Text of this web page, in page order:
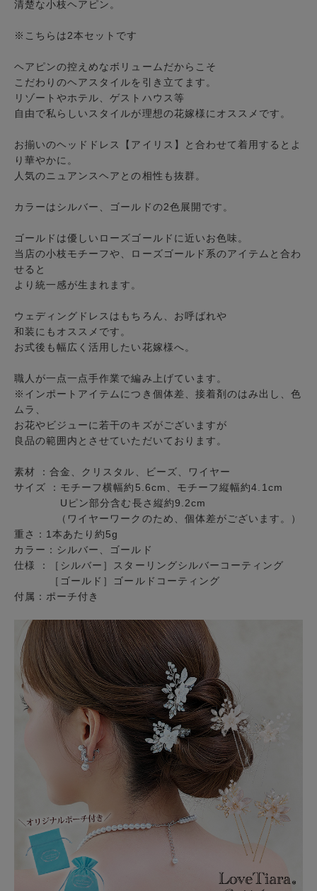
清楚な小枝ヘアピン。
※こちらは2本セットです
ヘアピンの控えめなボリュームだからこそ
こだわりのヘアスタイルを引き立てます。
リゾートやホテル、ゲストハウス等
自由で私らしいスタイルが理想の花嫁様にオススメです。
お揃いのヘッドドレス【アイリス】と合わせて着用するとよ
り華やかに。
人気のニュアンスヘアとの相性も抜群。
カラーはシルバー、ゴールドの2色展開です。
ゴールドは優しいローズゴールドに近いお色味。
当店の小枝モチーフや、ローズゴールド系のアイテムと合わ
せると
より統一感が生まれます。
ウェディングドレスはもちろん、お呼ばれや
和装にもオススメです。
お式後も幅広く活用したい花嫁様へ。
職人が一点一点手作業で編み上げています。
※インポートアイテムにつき個体差、接着剤のはみ出し、色
ムラ、
お花やビジューに若干のキズがございますが
良品の範囲内とさせていただいております。
素材 ：合金、クリスタル、ビーズ、ワイヤー
サイズ ：モチーフ横幅約5.6cm、モチーフ縦幅約4.1cm
Uピン部分含む長さ縦約9.2cm
（ワイヤーワークのため、個体差がございます。）
重さ：1本あたり約5g
カラー：シルバー、ゴールド
仕様 ：［シルバー］スターリングシルバーコーティング
［ゴールド］ゴールドコーティング
付属：ポーチ付き